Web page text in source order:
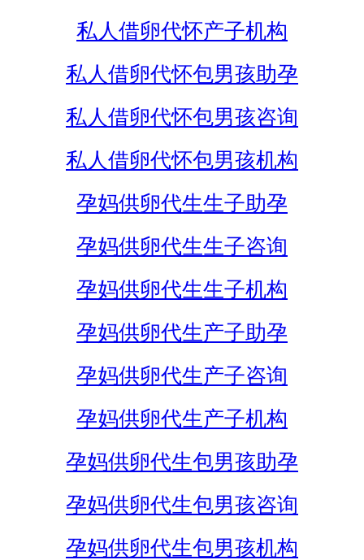
私人借卵代怀产子机构
私人借卵代怀包男孩助孕
私人借卵代怀包男孩咨询
私人借卵代怀包男孩机构
孕妈供卵代生生子助孕
孕妈供卵代生生子咨询
孕妈供卵代生生子机构
孕妈供卵代生产子助孕
孕妈供卵代生产子咨询
孕妈供卵代生产子机构
孕妈供卵代生包男孩助孕
孕妈供卵代生包男孩咨询
孕妈供卵代生包男孩机构